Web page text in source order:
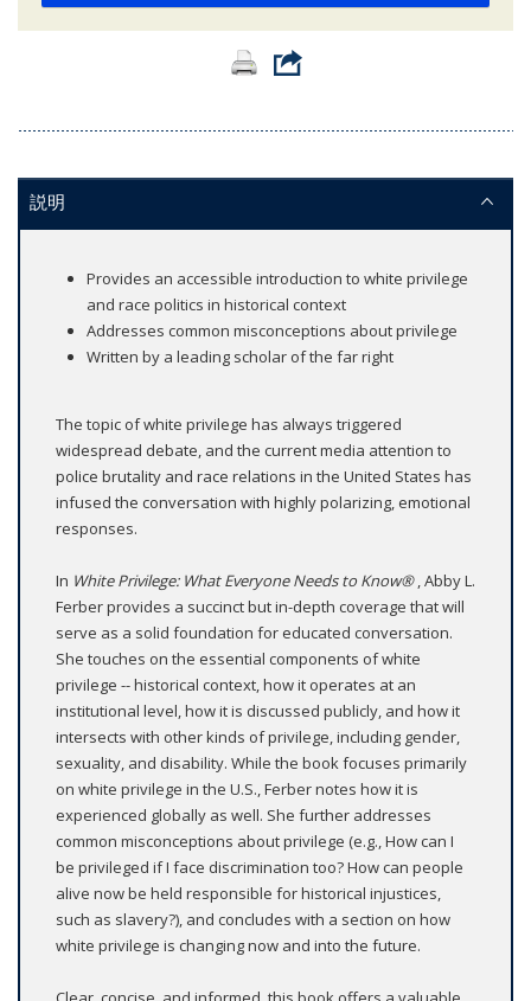
説明
Provides an accessible introduction to white privilege
and race politics in historical context
Addresses common misconceptions about privilege
Written by a leading scholar of the far right
The topic of white privilege has always triggered
widespread debate, and the current media attention to
police brutality and race relations in the United States has
infused the conversation with highly polarizing, emotional
responses.
In White Privilege: What Everyone Needs to Know® , Abby L.
Ferber provides a succinct but in-depth coverage that will
serve as a solid foundation for educated conversation.
She touches on the essential components of white
privilege -- historical context, how it operates at an
institutional level, how it is discussed publicly, and how it
intersects with other kinds of privilege, including gender,
sexuality, and disability. While the book focuses primarily
on white privilege in the U.S., Ferber notes how it is
experienced globally as well. She further addresses
common misconceptions about privilege (e.g., How can I
be privileged if I face discrimination too? How can people
alive now be held responsible for historical injustices,
such as slavery?), and concludes with a section on how
white privilege is changing now and into the future.